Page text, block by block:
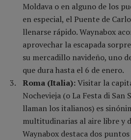
Moldava o en alguno de los
en especial, el Puente de
llenarse rápido. Waynabox
aprovechar la escapada
su mercadillo navideño, uno
que dura hasta el 6 de enero.
Roma (Italia):Visitar la
Nochevieja (o La Festa di San
llaman los italianos) es
multitudinarias al aire libre y
Waynabox destaca dos